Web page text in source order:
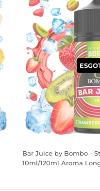
Bar Juice by Bombo -
10ml/120ml Aroma